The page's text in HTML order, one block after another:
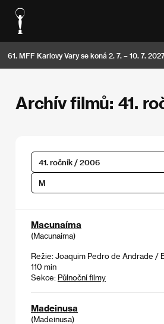
61. MFF Karlovy Vary se koná 2. 7. – 10. 7.
Archív filmů: 41.
41. ročník / 2006
M
Macunaíma
(Macunaíma)
Režie: Joaquim Pedro de Andrade /
110 min
Sekce: Půlnoční filmy
Madeinusa
(Madeinusa)